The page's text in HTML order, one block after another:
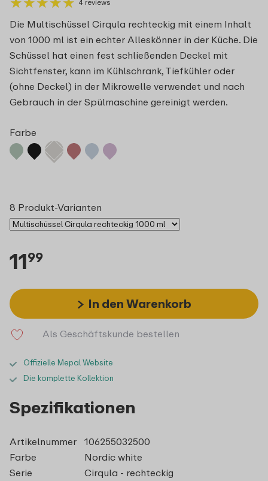
4 reviews
Die Multischüssel Cirqula rechteckig mit einem Inhalt
von 1000 ml ist ein echter Alleskönner in der Küche. Die
Schüssel hat einen fest schließenden Deckel mit
Sichtfenster, kann im Kühlschrank, Tiefkühler oder
(ohne Deckel) in der Mikrowelle verwendet und nach
Gebrauch in der Spülmaschine gereinigt werden.
Farbe
8 Produkt-Varianten
1199
In den Warenkorb
Als Geschäftskunde bestellen
Offizielle Mepal Website
Die komplette Kollektion
Spezifikationen
Artikelnummer
106255032500
Farbe
Nordic white
Serie
Cirqula - rechteckig